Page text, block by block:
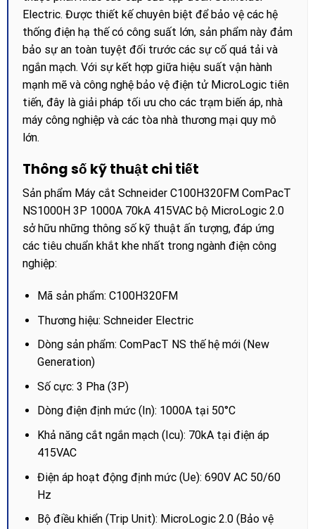
Electric. Được thiết kế chuyên biệt để bảo vệ các hệ
thống điện hạ thế có công suất lớn, sản phẩm này đảm
bảo sự an toàn tuyệt đối trước các sự cố quá tải và
ngắn mạch. Với sự kết hợp giữa hiệu suất vận hành
mạnh mẽ và công nghệ bảo vệ điện tử MicroLogic tiên
tiến, đây là giải pháp tối ưu cho các trạm biến áp, nhà
máy công nghiệp và các tòa nhà thương mại quy mô
lớn.
Thông số kỹ thuật chi tiết
Sản phẩm Máy cắt Schneider C100H320FM ComPacT
NS1000H 3P 1000A 70kA 415VAC bộ MicroLogic 2.0
sở hữu những thông số kỹ thuật ấn tượng, đáp ứng
các tiêu chuẩn khắt khe nhất trong ngành điện công
nghiệp:
Mã sản phẩm: C100H320FM
Thương hiệu: Schneider Electric
Dòng sản phẩm: ComPacT NS thế hệ mới (New
Generation)
Số cực: 3 Pha (3P)
Dòng điện định mức (In): 1000A tại 50°C
Khả năng cắt ngắn mạch (Icu): 70kA tại điện áp
415VAC
Điện áp hoạt động định mức (Ue): 690V AC 50/60
Hz
Bộ điều khiển (Trip Unit): MicroLogic 2.0 (Bảo vệ